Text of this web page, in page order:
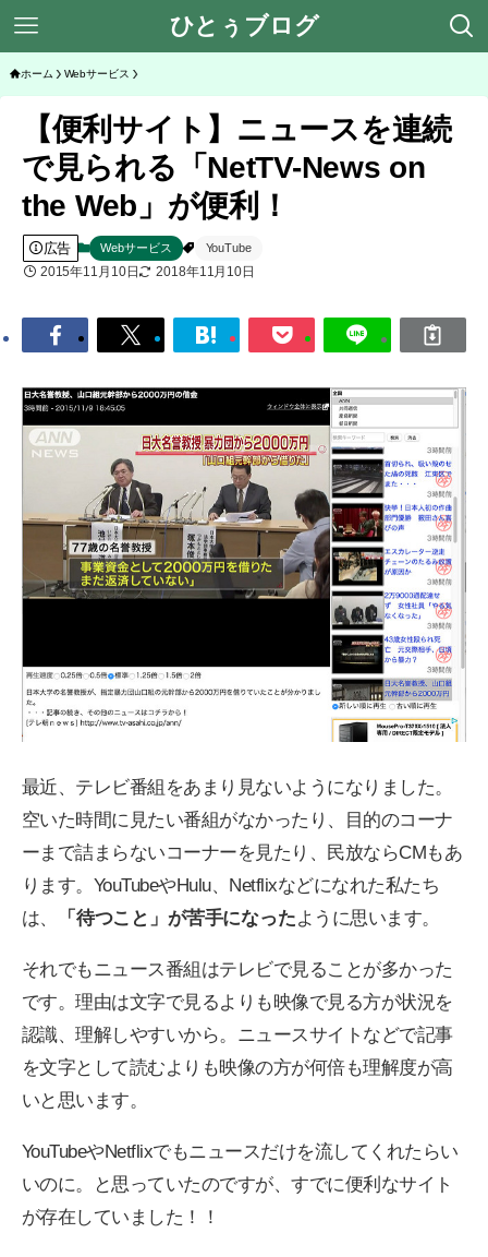
ひとぅブログ
ホーム Webサービス
【便利サイト】ニュースを連続
で見られる「NetTV-News on
the Web」が便利！
広告 Webサービス YouTube
2015年11月10日 2018年11月10日
最近、テレビ番組をあまり見ないようになりました。
空いた時間に見たい番組がなかったり、目的のコーナ
ーまで詰まらないコーナーを見たり、民放ならCMもあ
ります。YouTubeやHulu、Netflixなどになれた私たち
は、
「待つこと」が苦手になったように思います。
それでもニュース番組はテレビで見ることが多かった
です。理由は文字で見るよりも映像で見る方が状況を
認識、理解しやすいから。ニュースサイトなどで記事
を文字として読むよりも映像の方が何倍も理解度が高
いと思います。
YouTubeやNetflixでもニュースだけを流してくれたらい
いのに。と思っていたのですが、すでに便利なサイト
が存在していました！！